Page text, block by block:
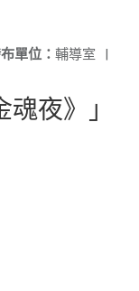
單位： 輔導室 |
夜》」